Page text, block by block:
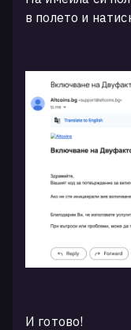
в полето и
И готово!